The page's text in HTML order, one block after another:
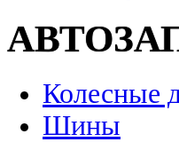
Колесные
Шины